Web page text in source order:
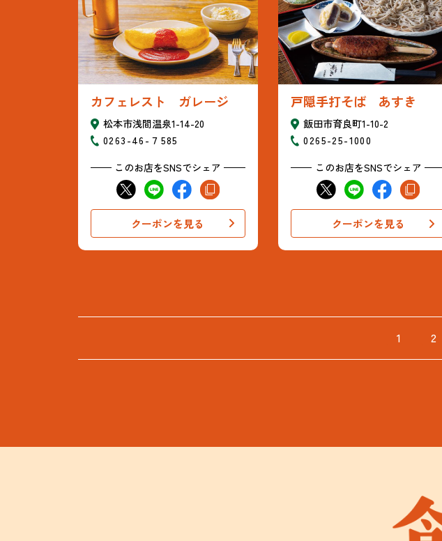
カフェレスト ガレージ
松本市浅間温泉1-14-20
0263-46-７585
このお店をSNSでシェア
クーポンを見る
戸隠手打そば あすき
飯田市育良町1-10-2
0265-25-1000
このお店をSNSでシェア
クーポンを見る
1 2